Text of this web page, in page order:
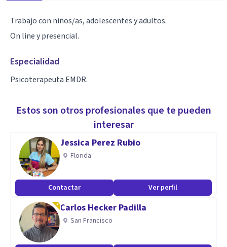
Trabajo con niños/as, adolescentes y adultos.
On line y presencial.
Especialidad
Psicoterapeuta EMDR.
Estos son otros profesionales que te pueden
interesar
Jessica Perez Rubio
Florida
Contactar Ver perfil
Carlos Hecker Padilla
San Francisco